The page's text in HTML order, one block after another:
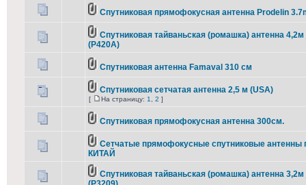
Спутниковая прямофокусная антенна Prodelin
Спутниковая тайваньская (ромашка) антенна 4,2м
(P420A)
Спутниковая антенна Famaval 310 см
Спутниковая сетчатая антенна 2,5 м (USA)
[ На страницу: 1 2 ]
Спутниковая прямофокусная антенна 300см.
Сетчатые прямофокусные спутниковые антенны
КИТАЙ
Спутниковая тайваньская (ромашка) антенна 3,2м